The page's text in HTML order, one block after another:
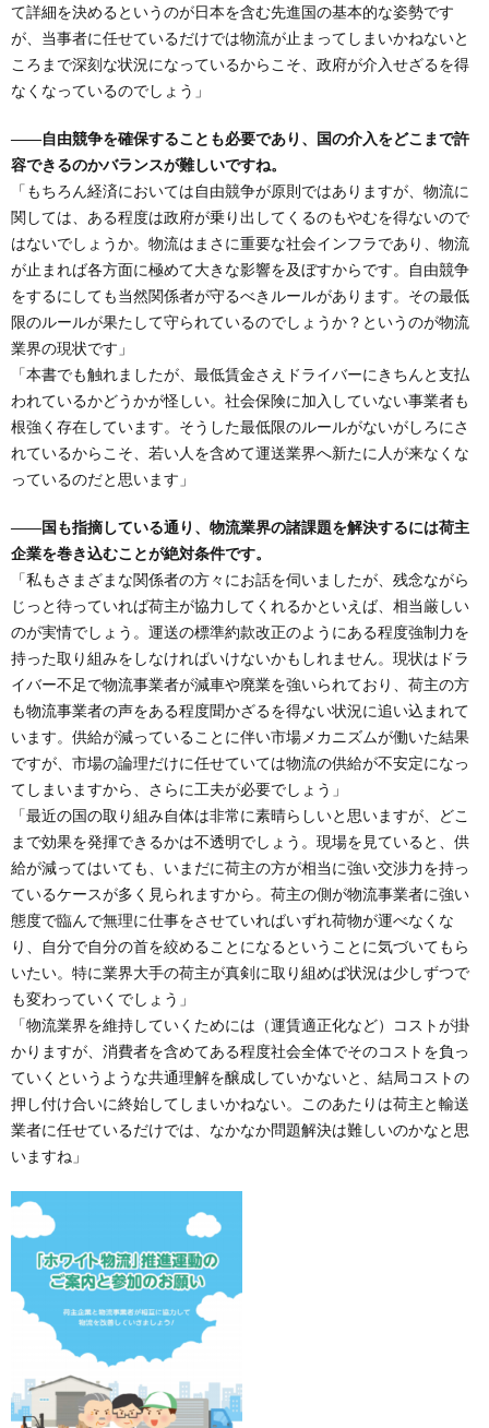
て詳細を決めるというのが日本を含む先進国の基本的な姿勢です
が、当事者に任せているだけでは物流が止まってしまいかねないと
ころまで深刻な状況になっているからこそ、政府が介入せざるを得
なくなっているのでしょう」
――自由競争を確保することも必要であり、国の介入をどこまで許
容できるのかバランスが難しいですね。
「もちろん経済においては自由競争が原則ではありますが、物流に
関しては、ある程度は政府が乗り出してくるのもやむを得ないので
はないでしょうか。物流はまさに重要な社会インフラであり、物流
が止まれば各方面に極めて大きな影響を及ぼすからです。自由競争
をするにしても当然関係者が守るべきルールがあります。その最低
限のルールが果たして守られているのでしょうか？というのが物流
業界の現状です」
「本書でも触れましたが、最低賃金さえドライバーにきちんと支払
われているかどうかが怪しい。社会保険に加入していない事業者も
根強く存在しています。そうした最低限のルールがないがしろにさ
れているからこそ、若い人を含めて運送業界へ新たに人が来なくな
っているのだと思います」
――国も指摘している通り、物流業界の諸課題を解決するには荷主
企業を巻き込むことが絶対条件です。
「私もさまざまな関係者の方々にお話を伺いましたが、残念ながら
じっと待っていれば荷主が協力してくれるかといえば、相当厳しい
のが実情でしょう。運送の標準約款改正のようにある程度強制力を
持った取り組みをしなければいけないかもしれません。現状はドラ
イバー不足で物流事業者が減車や廃業を強いられており、荷主の方
も物流事業者の声をある程度聞かざるを得ない状況に追い込まれて
います。供給が減っていることに伴い市場メカニズムが働いた結果
ですが、市場の論理だけに任せていては物流の供給が不安定になっ
てしまいますから、さらに工夫が必要でしょう」
「最近の国の取り組み自体は非常に素晴らしいと思いますが、どこ
まで効果を発揮できるかは不透明でしょう。現場を見ていると、供
給が減ってはいても、いまだに荷主の方が相当に強い交渉力を持っ
ているケースが多く見られますから。荷主の側が物流事業者に強い
態度で臨んで無理に仕事をさせていればいずれ荷物が運べなくな
り、自分で自分の首を絞めることになるということに気づいてもら
いたい。特に業界大手の荷主が真剣に取り組めば状況は少しずつで
も変わっていくでしょう」
「物流業界を維持していくためには（運賃適正化など）コストが掛
かりますが、消費者を含めてある程度社会全体でそのコストを負っ
ていくというような共通理解を醸成していかないと、結局コストの
押し付け合いに終始してしまいかねない。このあたりは荷主と輸送
業者に任せているだけでは、なかなか問題解決は難しいのかなと思
いますね」